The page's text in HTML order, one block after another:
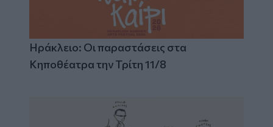
Ηράκλειο: Οι παραστάσεις στα
Κηποθέατρα την Τρίτη 11/8